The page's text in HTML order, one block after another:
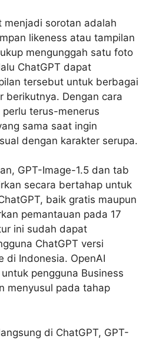
menjadi sorotan adalah
likeness atau tampilan
mengunggah satu foto
ChatGPT dapat
tersebut untuk berbagai
berikutnya. Dengan cara
terus-menerus
sama saat ingin
dengan karakter serupa.
GPT-Image-1.5 dan tab
secara bertahap untuk
baik gratis maupun
pemantauan pada 17
ini sudah dapat
ChatGPT versi
di Indonesia. OpenAI
pengguna Business
menyusul pada tahap
di ChatGPT, GPT-